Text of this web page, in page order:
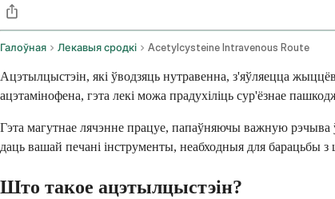
Галоўная Лекавыя сродкі Acetylcysteine Intravenous Route
Ацэтылцыстэін, які ўводзяць нутравенна, з'яўляецца
ацэтамінофена, гэта лекі можа прадухіліць сур'ёзнае
Гэта магутнае лячэнне працуе, папаўняючы важную рэчыва
даць вашай печані інструменты, неабходныя для барацьбы з
Што такое ацэтылцыстэін?